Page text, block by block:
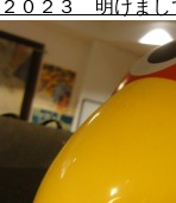
２０２３ 明けまし